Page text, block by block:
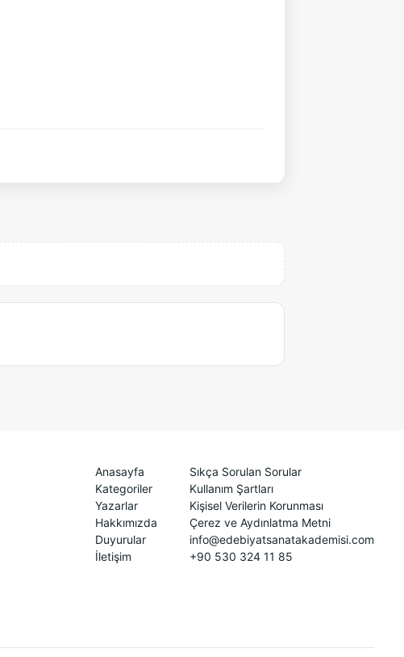
Anasayfa
Kategoriler
Yazarlar
Hakkımızda
Duyurular
İletişim
Sıkça Sorulan Sorular
Kullanım Şartları
Kişisel Verilerin Korunması
Çerez ve Aydınlatma Metni
info@edebiyatsanatakademisi.com
+90 530 324 11 85